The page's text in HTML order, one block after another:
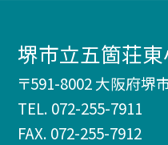
堺市立五箇荘
〒591-8002 大阪府堺
TEL. 072-255-7911
FAX. 072-255-7912